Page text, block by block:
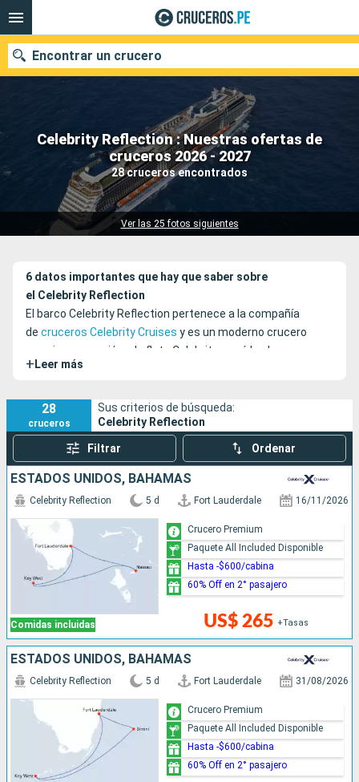
Celebrity Reflection : Nuestras ofertas de
cruceros 2026 - 2027
28 cruceros encontrados
Ver las 25 fotos siguientes
Encontrar un crucero
Nuestros destinos
Fecha de salida
Puertos
6 datos importantes que hay que saber sobre
el Celebrity Reflection
El barco Celebrity Reflection pertenece a la compañía
de cruceros Celebrity Cruises y es un moderno crucero
cuya incorporación a la flota Celebrity cerró la clase
Solstice, formada por un total de 5 barcos. Este barco
+ Leer más
28
cruceros
Sus criterios de búsqueda:
Celebrity Reflection
Filtrar Ordenar
ESTADOS UNIDOS, BAHAMAS
Comidas incluidas
Celebrity Reflection 5 d Fort Lauderdale 16/11/2026
US$ 265 +Tasas
Crucero Premium
Paquete All Included Disponible
Hasta -$600/cabina
60% Off en 2° pasajero
ESTADOS UNIDOS, BAHAMAS
Celebrity Reflection 5 d Fort Lauderdale 31/08/2026
Crucero Premium
Paquete All Included Disponible
Hasta -$600/cabina
60% Off en 2° pasajero